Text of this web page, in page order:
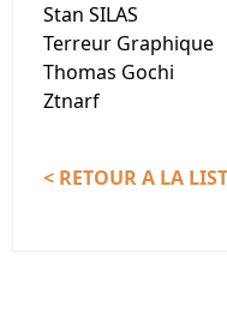
Stan SILAS
Terreur Graphique
Thomas Gochi
Ztnarf
< RETOUR A LA